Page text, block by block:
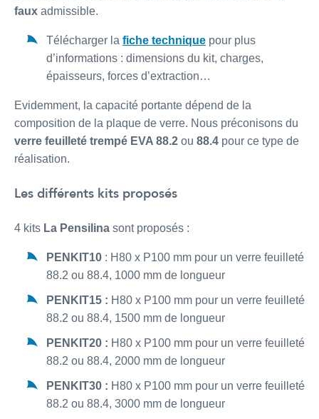
faux admissible.
Télécharger la fiche technique pour plus
d’informations : dimensions du kit, charges,
épaisseurs, forces d’extraction…
Evidemment, la capacité portante dépend de la
composition de la plaque de verre. Nous préconisons du
verre feuilleté trempé EVA 88.2 ou 88.4 pour ce type de
réalisation.
Les différents kits proposés
4 kits La Pensilina sont proposés :
PENKIT10 : H80 x P100 mm pour un verre feuilleté
88.2 ou 88.4, 1000 mm de longueur
PENKIT15 : H80 x P100 mm pour un verre feuilleté
88.2 ou 88.4, 1500 mm de longueur
PENKIT20 : H80 x P100 mm pour un verre feuilleté
88.2 ou 88.4, 2000 mm de longueur
PENKIT30 : H80 x P100 mm pour un verre feuilleté
88.2 ou 88.4, 3000 mm de longueur